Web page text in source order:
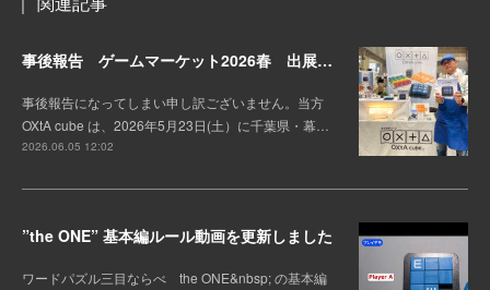
事後報告 ゲームマーケット2026春 出展しました。
事後報告になってしまい申し訳ございません。当方
OXtA cube は、2026年5月23日(土）に千葉県・幕…
2026.06.05 12:02
”the ONE” 基本編ルール動画を更新しました
ワードパズル三目ならべ the ONE&nbsp; の基本編